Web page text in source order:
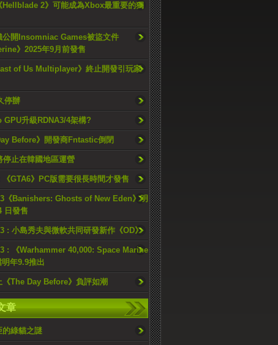
Hellblade 2》可能成為Xbox最重要的獨
公開Insomniac Games被盜文件
》2025年9月前發售
of Us Multiplayer》終止開發引玩家
停辦
GPU升級RDNA3/4架構?
Before》開發商Fntastic倒閉
停止在韓國地區運營
《GTA6》PC版需要很長時間才發售
《Banishers: Ghosts of New Eden》明
日發售
: 小島秀夫與微軟共同研發新作《OD》
: 《Warhammer 40,000: Space Marine
明年9.9推出
《The Day Before》負評如潮
章
的綠貓之謎